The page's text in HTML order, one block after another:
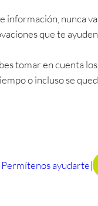
nunca
que te
tomar en cuenta
o incluso se
Permítenos ayudarte|